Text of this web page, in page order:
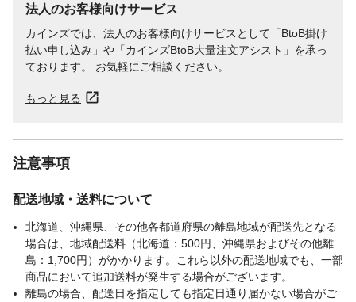
法人のお客様向けサービス
カインズでは、法人のお客様向けサービスとして「BtoB掛け
払い申し込み」や「カインズBtoB大量注文アシスト」を承っ
ております。 お気軽にご相談ください。
もっと見る
注意事項
配送地域・送料について
北海道、沖縄県、その他各都道府県の離島地域が配送先となる
場合は、地域配送料（北海道：500円、沖縄県およびその他離
島：1,700円）がかかります。これら以外の配送地域でも、一部
商品において追加送料が発生する場合がございます。
離島の場合、配送日を指定しても指定日通り届かない場合がご